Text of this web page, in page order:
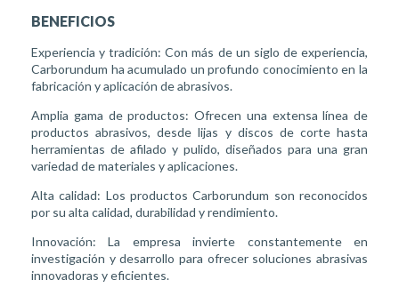
BENEFICIOS
Experiencia y tradición: Con más de un siglo de experiencia,
Carborundum ha acumulado un profundo conocimiento en la
fabricación y aplicación de abrasivos.
Amplia gama de productos: Ofrecen una extensa línea de
productos abrasivos, desde lijas y discos de corte hasta
herramientas de afilado y pulido, diseñados para una gran
variedad de materiales y aplicaciones.
Alta calidad: Los productos Carborundum son reconocidos
por su alta calidad, durabilidad y rendimiento.
Innovación: La empresa invierte constantemente en
investigación y desarrollo para ofrecer soluciones abrasivas
innovadoras y eficientes.